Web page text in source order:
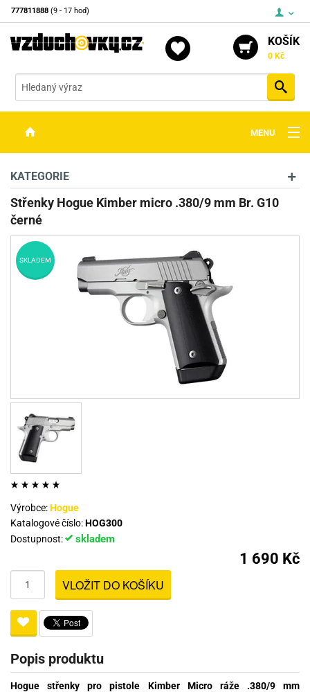
777811888 (9 - 17 hod)
KOŠÍK
0 Kč
MENU
OPTIKA
STŘELIVO
PŘÍSLUŠENSTVÍ
DETEKTORY KOVŮ
KATEGORIE
Střenky Hogue Kimber micro .380/9 mm Br. G10
černé
SKLADEM
Výrobce:Hogue
Katalogové číslo:HOG300
Dostupnost:
skladem
1 690 Kč
VLOŽIT DO KOŠÍKU
Popis produktu
Hogue střenky pro pistole Kimber Micro ráže .380/9 mm